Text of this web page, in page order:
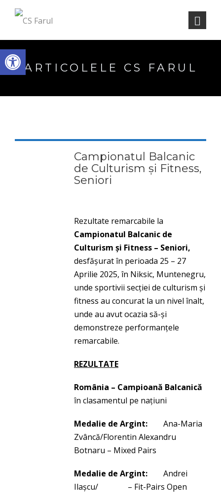
Deschide bara de unelte
ARTICOLELE CS FARUL
Campionatul Balcanic
de Culturism și Fitness,
Seniori
Rezultate remarcabile la
Campionatul Balcanic de
Culturism și Fitness – Seniori,
desfășurat în perioada 25 – 27
Aprilie 2025, în Niksic, Muntenegru,
unde sportivii secției de culturism și
fitness au concurat la un nivel înalt,
unde au avut ocazia să-și
demonstreze performanțele
remarcabile.
REZULTATE
România – Campioană Balcanică
în clasamentul pe națiuni
Medalie de Argint: Ana-Maria
Zvâncă/Florentin Alexandru
Botnaru – Mixed Pairs
Medalie de Argint: Andrei
Ilașcu/ – Fit-Pairs Open